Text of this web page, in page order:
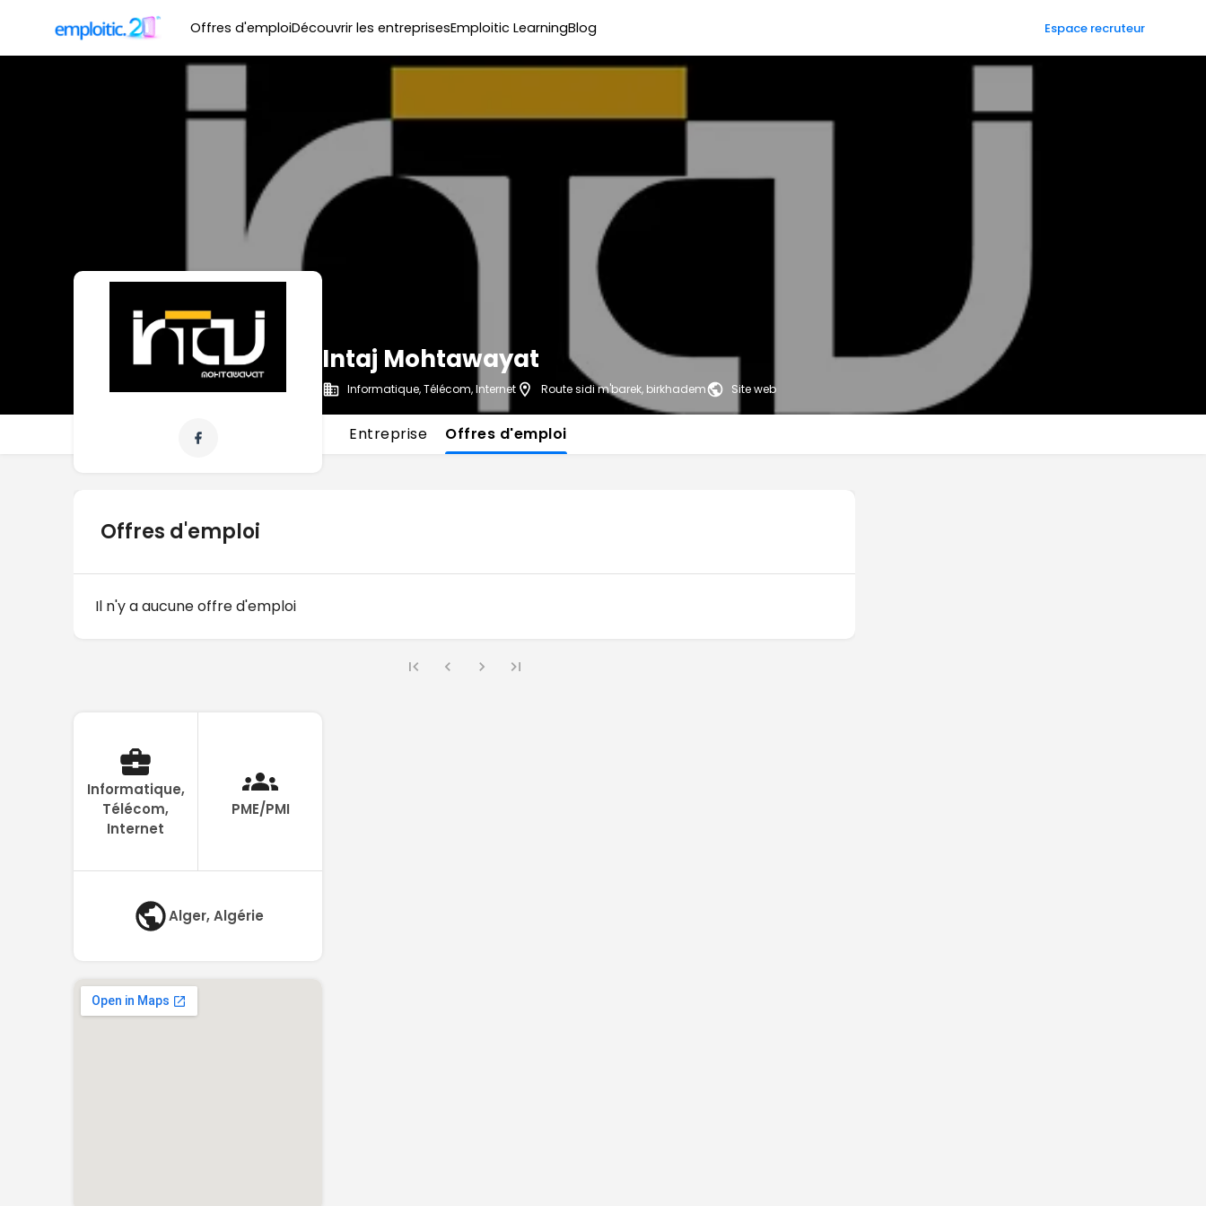
Offres d'emploiDécouvrir les entreprisesEmploitic LearningBlog Espace recruteur
Intaj Mohtawayat
Informatique, Télécom, Internet Route sidi m'barek, birkhadem Site web
Entreprise Offres d'emploi
Offres d'emploi
Il n'y a aucune offre d'emploi
Informatique,
Télécom,
Internet
PME/PMI
Alger, Algérie